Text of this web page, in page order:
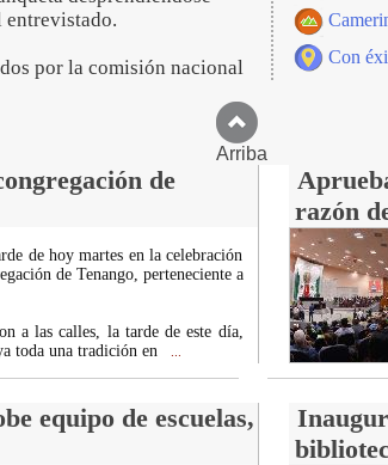
entrevistado.
por la comisión nacional
Con
Arriba
de
razón
de hoy martes en la celebración
de Tenango, perteneciente a
a las calles, la tarde de este día,
toda una tradición en
equipo de escuelas,